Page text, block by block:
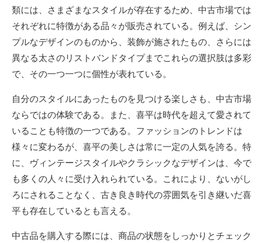
類には、さまざまなスタイルが存在するため、中古市場では
それぞれに特徴がある品々が販売されている。例えば、シン
プルなデザインのものから、装飾が施されたもの、さらには
異なる太さのリストバンドタイプまでこれらの選択肢は多彩
で、その一つ一つに個性が表れている。
自分のスタイルにあったものを見つける楽しさも、中古市場
ならではの体験である。また、喜平は時代を超えて愛されて
いることも特徴の一つである。ファッションのトレンドは
様々に変わるが、喜平の美しさは常に一定の人気を誇る。特
に、ヴィンテージスタイルやクラシックなデザインは、今で
も多くの人々に受け入れられている。これにより、ないがし
ろにされることなく、古き良き時代の雰囲気を引き継いだ喜
平も存在しているとも言える。
中古品を購入する際には、商品の状態をしっかりとチェック